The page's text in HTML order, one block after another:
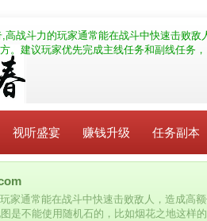
,高战斗力的玩家通常能在战斗中快速击败
。建议玩家优先完成主线任务和副线任务
视听盛宴 赚钱升级 任务副本
家通常能在战斗中快速击败敌人，造成高
是不能使用随机石的，比如烟花之地这样